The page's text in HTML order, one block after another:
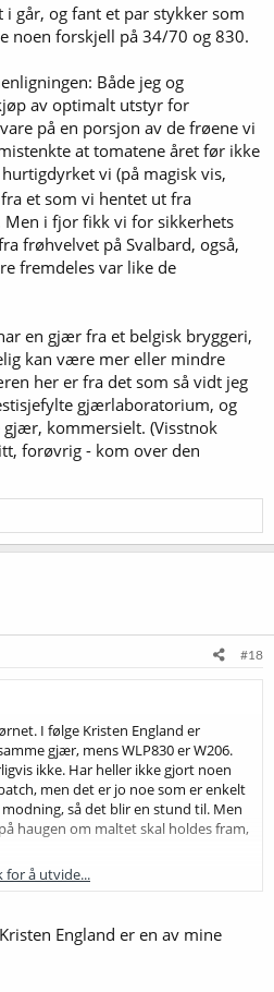
går, og fant et par stykker som
noen forskjell på 34/70 og 830.
Både jeg og
av optimalt utstyr for
på en porsjon av de frøene vi
at tomatene året før ikke
vi (på magisk vis,
et som vi hentet ut fra
Men i fjor fikk vi for sikkerhets
frøhvelvet på Svalbard, også,
fremdeles var like de
en gjær fra et belgisk bryggeri,
kan være mer eller mindre
her er fra det som så vidt jeg
gjærlaboratorium, og
kommersielt. (Visstnok
forøvrig - kom over den
#18
I følge Kristen England er
gjær, mens WLP830 er W206.
ikke. Har heller ikke gjort noen
men det er jo noe som er enkelt
så det blir en stund til. Men
haugen om maltet skal holdes fram,
for å utvide...
England er en av mine